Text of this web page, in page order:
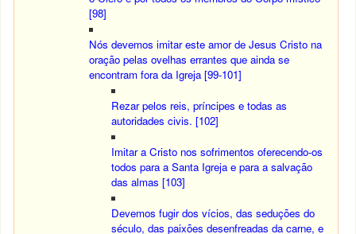
[98]
Nós devemos imitar este amor de Jesus Cristo na
oração pelas ovelhas errantes que ainda se
encontram fora da Igreja [99-101]
Rezar pelos reis, príncipes e todas as
autoridades civis. [102]
Imitar a Cristo nos sofrimentos oferecendo-os
todos para a Santa Igreja e para a salvação
das almas [103]
Devemos fugir dos vícios, das seduções do
século, das paixões desenfreadas da carne, e